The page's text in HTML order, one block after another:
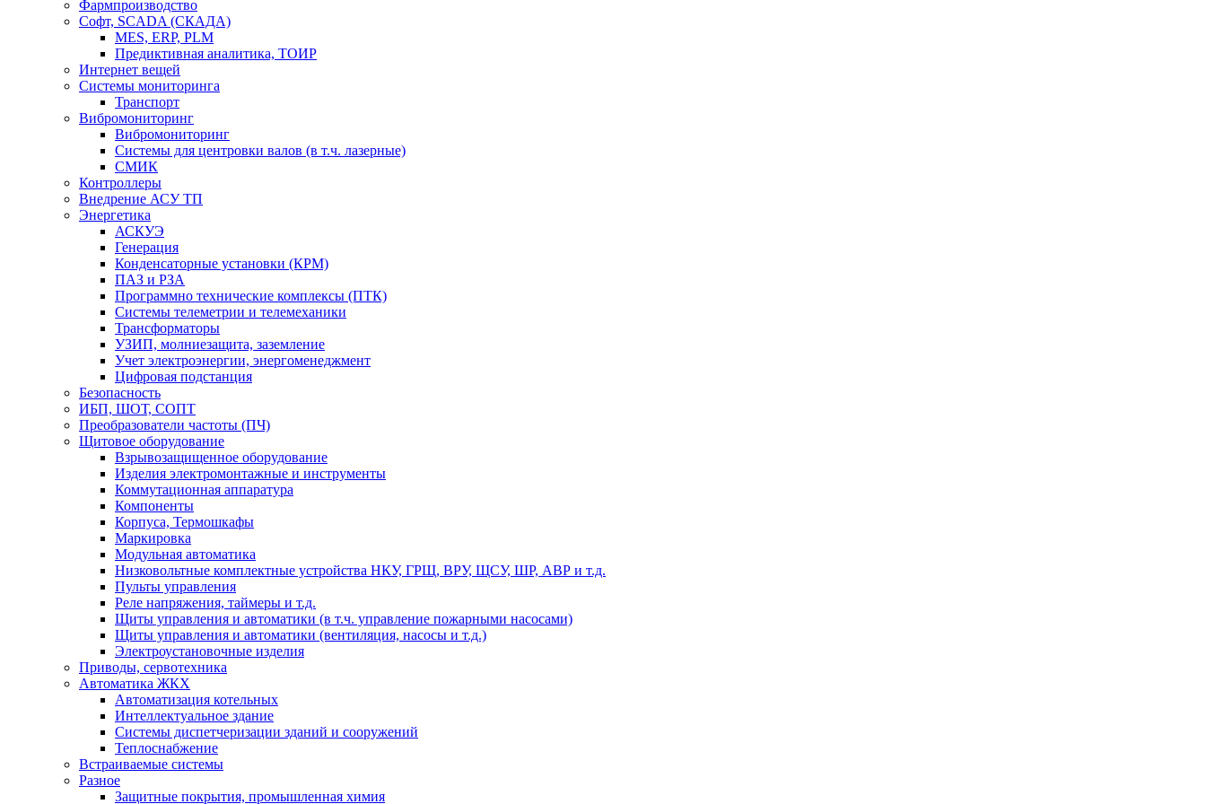
Фармпроизводство
Софт, SCADA (СКАДА)
MES, ERP, PLM
Предиктивная аналитика, ТОИР
Интернет вещей
Системы мониторинга
Транспорт
Вибромониторинг
Вибромониторинг
Системы для центровки валов (в т.ч. лазерные)
СМИК
Контроллеры
Внедрение АСУ ТП
Энергетика
АСКУЭ
Генерация
Конденсаторные установки (КРМ)
ПАЗ и РЗА
Программно технические комплексы (ПТК)
Системы телеметрии и телемеханики
Трансформаторы
УЗИП, молниезащита, заземление
Учет электроэнергии, энергоменеджмент
Цифровая подстанция
Безопасность
ИБП, ШОТ, СОПТ
Преобразователи частоты (ПЧ)
Щитовое оборудование
Взрывозащищенное оборудование
Изделия электромонтажные и инструменты
Коммутационная аппаратура
Компоненты
Корпуса, Термошкафы
Маркировка
Модульная автоматика
Низковольтные комплектные устройства НКУ, ГРЩ, ВРУ, ЩСУ, ШР, АВР и т.д.
Пульты управления
Реле напряжения, таймеры и т.д.
Щиты управления и автоматики (в т.ч. управление пожарными насосами)
Щиты управления и автоматики (вентиляция, насосы и т.д.)
Электроустановочные изделия
Приводы, сервотехника
Автоматика ЖКХ
Автоматизация котельных
Интеллектуальное здание
Системы диспетчеризации зданий и сооружений
Теплоснабжение
Встраиваемые системы
Разное
Защитные покрытия, промышленная химия